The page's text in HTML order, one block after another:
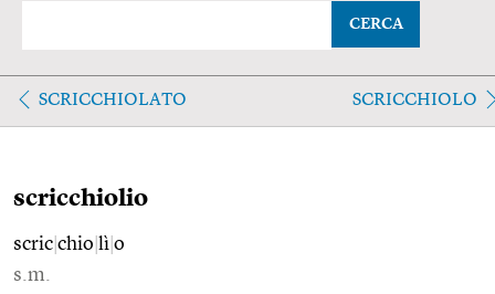
CERCA
SCRICCHIOLATO SCRICCHIOLO
scricchiolio
scric chio lì o
s.m.